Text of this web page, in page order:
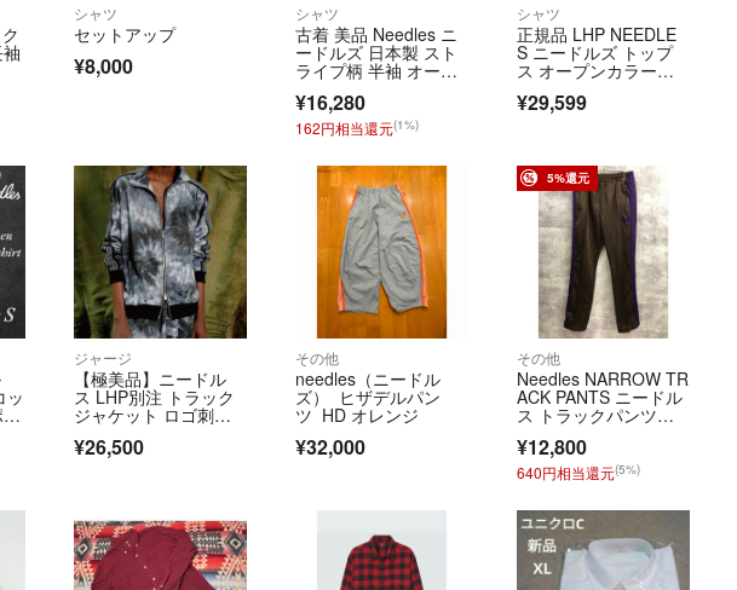
シャツ
セットアップ
¥8,000
シャツ
古着 美品 Needles ニ
ードルズ 日本製 スト
ライプ柄 半袖 オープ
ンカラー ウエスタン
シャツ S ブラック メ
ンズ
¥16,280
162円相当還元(1%)
シャツ
正規品 LHP NEEDLE
S ニードルズ トップ
ス オープンカラーシ
ャツ リラックスシル
エット ブラック
¥29,599
ッ
ジャージ
【極美品】ニードル
ス LHP別注 トラック
ジャケット ロゴ刺
¥26,500
その他
needles（ニードル
ズ） ヒザデルパン
ツ HD オレンジ
¥32,000
5%還元
その他
Needles NARROW TR
ACK PANTS ニードル
ス トラックパンツ【F
¥12,800
640円相当還元(5%)